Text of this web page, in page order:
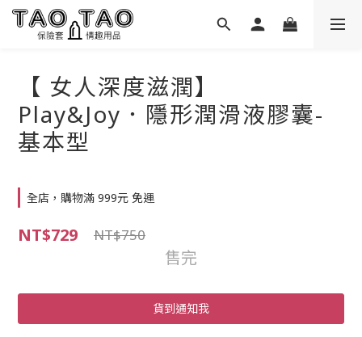
【 女人深度滋潤】
Play&Joy．隱形潤滑液膠囊-
基本型
全店，購物滿 999元 免運
NT$729 NT$750
售完
貨到通知我